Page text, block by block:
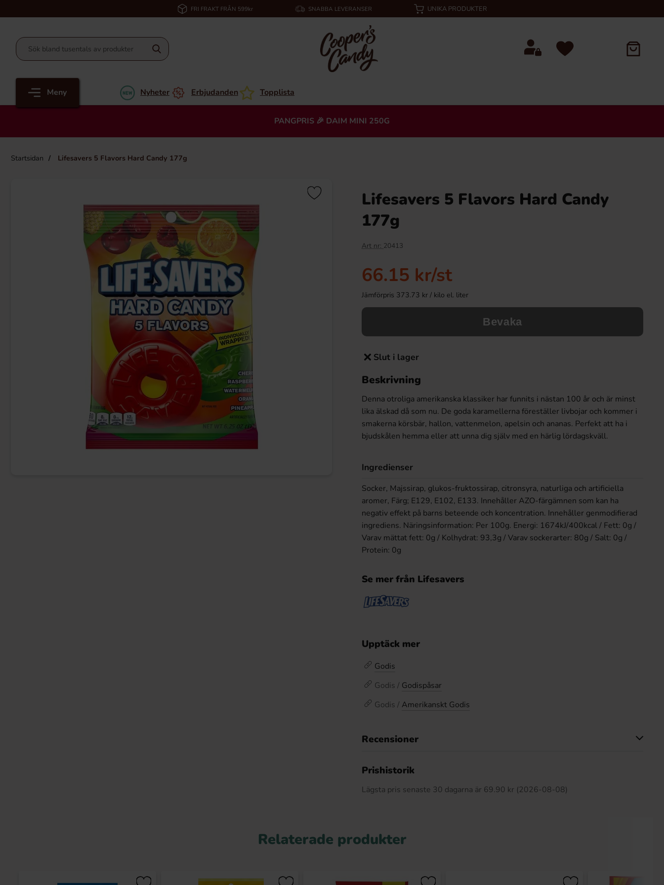
FRI FRAKT FRÅN 599kr SNABBA LEVERANSER UNIKA PRODUKTER
Meny Nyheter Erbjudanden Topplista
PANGPRIS 🎉 DAIM MINI 250G
Startsidan Lifesavers 5 Flavors Hard Candy 177g
Lifesavers 5 Flavors Hard Candy
177g
Art nr: 20413
66.15 kr/st
Jämförpris 373.73 kr / kilo el. liter
Bevaka
Slut i lager
Beskrivning
Denna otroliga amerikanska klassiker har funnits i nästan 100 år och är minst
lika älskad då som nu. De goda karamellerna föreställer livbojar och kommer i
smakerna körsbär, hallon, vattenmelon, apelsin och ananas. Perfekt att ha i
bjudskålen hemma eller att unna dig själv med en härlig lördagskväll.
Ingredienser
Socker, Majssirap, glukos-fruktossirap, citronsyra, naturliga och artificiella
aromer, Färg; E129, E102, E133. Innehåller AZO-färgämnen som kan ha
negativ effekt på barns beteende och koncentration. Innehåller genmodifierad
ingrediens. Näringsinformation: Per 100g. Energi: 1674kJ/400kcal / Fett: 0g /
Varav mättat fett: 0g / Kolhydrat: 93,3g / Varav sockerarter: 80g / Salt: 0g /
Protein: 0g
Se mer från Lifesavers
Upptäck mer
Godis
Godis / Godispåsar
Godis / Amerikanskt Godis
Recensioner
Prishistorik
Lägsta pris senaste 30 dagarna är 69.90 kr (2026-08-08)
Relaterade produkter